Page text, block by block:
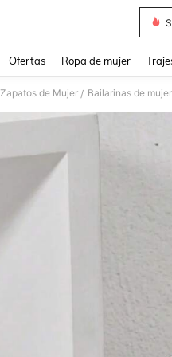
Ofertas Ropa de mujer
Zapatos de Mujer / Bailarinas de mujer